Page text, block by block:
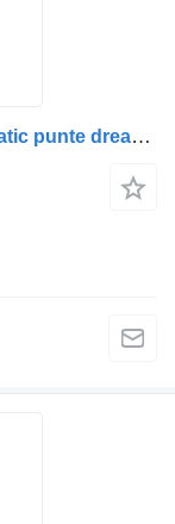
Suspension pneumatique Arc pneumatic punte dreapta pour camion Volvo (Coduri: 20374511, 20456156, 20531987, 20582214, 21961451, 3171695)